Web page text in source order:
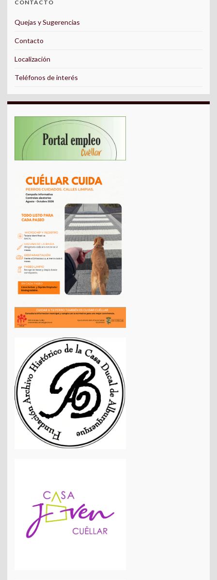
CONTACTO
Quejas y Sugerencias
Contacto
Localización
Teléfonos de interés